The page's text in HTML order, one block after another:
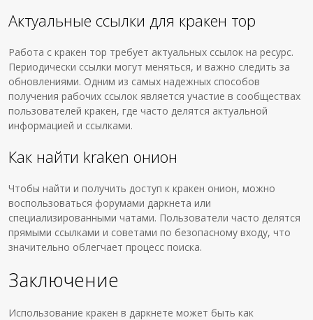
Актуальные ссылки для кракен тор
Работа с кракен тор требует актуальных ссылок на ресурс.
Периодически ссылки могут меняться, и важно следить за
обновлениями. Одним из самых надежных способов
получения рабочих ссылок является участие в сообществах
пользователей кракен, где часто делятся актуальной
информацией и ссылками.
Как найти kraken онион
Чтобы найти и получить доступ к кракен онион, можно
воспользоваться форумами даркнета или
специализированными чатами. Пользователи часто делятся
прямыми ссылками и советами по безопасному входу, что
значительно облегчает процесс поиска.
Заключение
Использование кракен в даркнете может быть как